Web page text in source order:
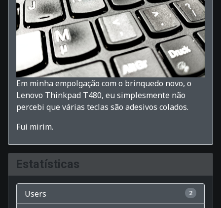
Em minha empolgação com o brinquedo novo, o
Lenovo Thinkpad T480, eu simplesmente não
percebi que várias teclas são adesivos colados.
Fui mirim.
Estatísticas
Users 2